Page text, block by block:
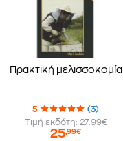
Πρακτική μελισσοκομία
5
(3)
Τιμή εκδότη: 27.99€
25,99€